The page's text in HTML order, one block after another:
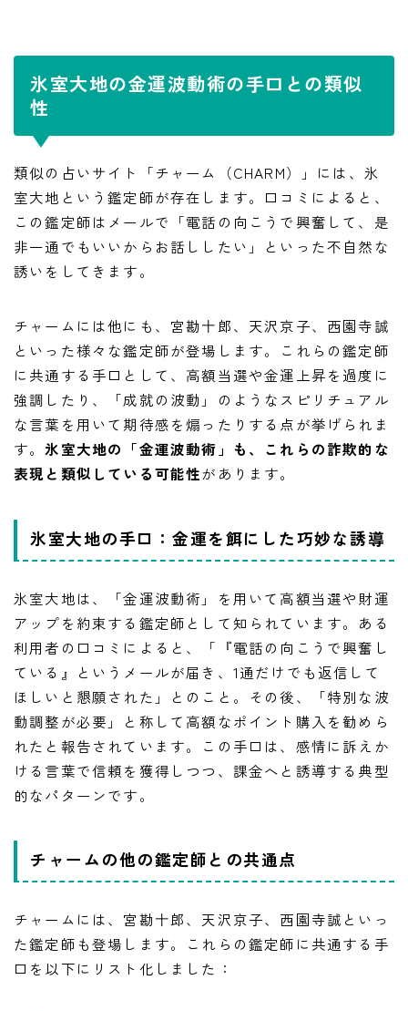
氷室大地の金運波動術の手口との類似
性
類似の占いサイト「チャーム（CHARM）」には、氷
室大地という鑑定師が存在します。口コミによると、
この鑑定師はメールで「電話の向こうで興奮して、是
非一通でもいいからお話ししたい」といった不自然な
誘いをしてきます。
チャームには他にも、宮勘十郎、天沢京子、西園寺誠
といった様々な鑑定師が登場します。これらの鑑定師
に共通する手口として、高額当選や金運上昇を過度に
強調したり、「成就の波動」のようなスピリチュアル
な言葉を用いて期待感を煽ったりする点が挙げられま
す。氷室大地の「金運波動術」も、これらの詐欺的な
表現と類似している可能性があります。
氷室大地の手口：金運を餌にした巧妙な誘導
氷室大地は、「金運波動術」を用いて高額当選や財運
アップを約束する鑑定師として知られています。ある
利用者の口コミによると、「『電話の向こうで興奮し
ている』というメールが届き、1通だけでも返信して
ほしいと懇願された」とのこと。その後、「特別な波
動調整が必要」と称して高額なポイント購入を勧めら
れたと報告されています。この手口は、感情に訴えか
ける言葉で信頼を獲得しつつ、課金へと誘導する典型
的なパターンです。
チャームの他の鑑定師との共通点
チャームには、宮勘十郎、天沢京子、西園寺誠といっ
た鑑定師も登場します。これらの鑑定師に共通する手
口を以下にリスト化しました：